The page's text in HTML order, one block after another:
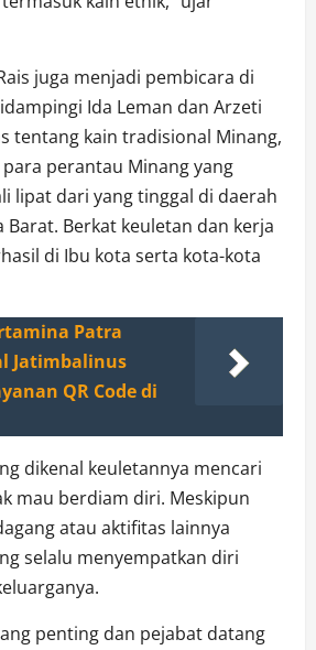
juga menjadi pembicara di
Ida Leman dan Arzeti
tentang kain tradisional Minang,
perantau Minang yang
lipat dari yang tinggal di daerah
Barat. Berkat keuletan dan kerja
di Ibu kota serta kota-kota
Patra
Jatimbalinus
QR Code di
dikenal keuletannya mencari
mau berdiam diri. Meskipun
atau aktifitas lainnya
selalu menyempatkan diri
penting dan pejabat datang